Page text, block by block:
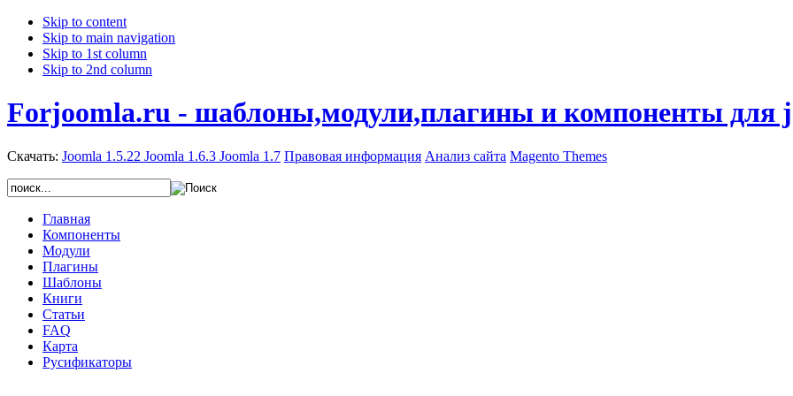
Skip to content
Skip to main navigation
Skip to 1st column
Skip to 2nd column
Forjoomla.ru - шаблоны,модули,плагины и компоненты для
Скачать: Joomla 1.5.22 Joomla 1.6.3 Joomla 1.7 Правовая информация Анализ сайта Magento Themes
Главная
Компоненты
Модули
Плагины
Шаблоны
Книги
Статьи
FAQ
Карта
Русификаторы